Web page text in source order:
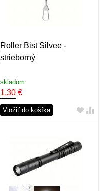
Roller Bist Silvee -
strieborný
skladom
1,30€
Vložiť do košíka